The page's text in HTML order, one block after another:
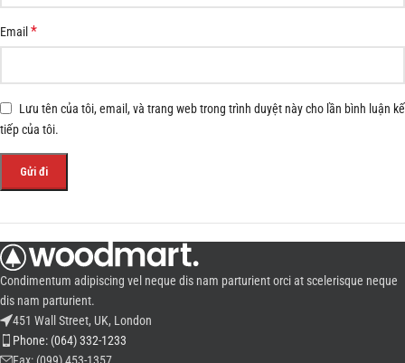
Email*
Lưu tên của tôi, email, và trang web trong trình duyệt này cho lần bình luận kế
tiếp của tôi.
Condimentum adipiscing vel neque dis nam parturient orci at scelerisque neque
dis nam parturient.
451 Wall Street, UK, London
Phone: (064) 332-1233
Fax: (099) 453-1357